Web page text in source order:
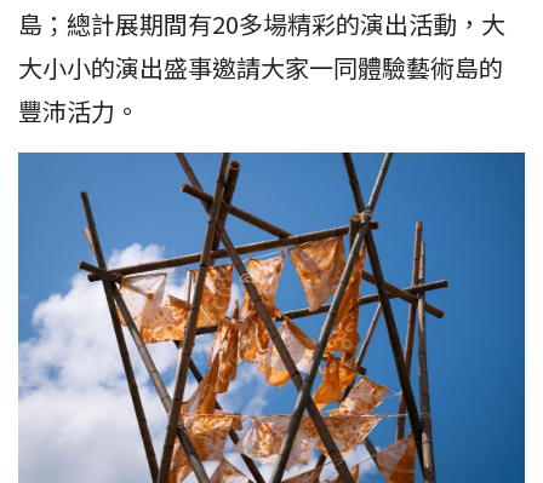
島；總計展期間有20多場精彩的演出活動，大
大小小的演出盛事邀請大家一同體驗藝術島的
豐沛活力。